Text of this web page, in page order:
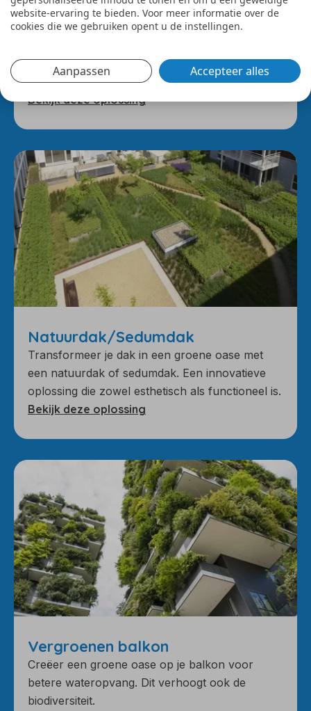
Plant een verticale tuin voor beter waterbeheer
en isolatie. Dit verbetert ook de luchtkwaliteit.
Bekijk deze oplossing
Natuurdak/Sedumdak
Transformeer je dak in een groene oase met
een natuurdak of sedumdak. Een innovatieve
oplossing die zowel esthetisch als functioneel is.
Bekijk deze oplossing
Vergroenen balkon
Creëer een groene oase op je balkon voor
betere wateropvang. Dit verhoogt ook de
biodiversiteit.
website-ervaring te bieden. Voor meer informatie over de
cookies die we gebruiken opent u de instellingen.
Aanpassen Accepteer alles